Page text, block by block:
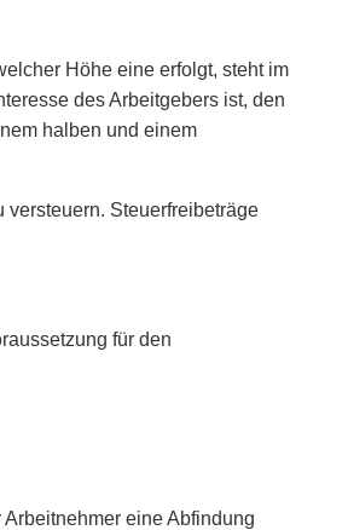
Höhe eine erfolgt, steht im
des Arbeitgebers ist, den
halben und einem
versteuern. Steuerfreibeträge
für den
eine Abfindung